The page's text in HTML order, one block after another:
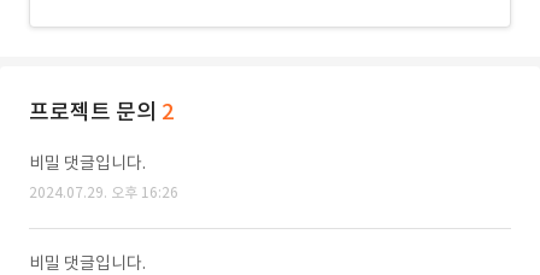
프로젝트 문의 2
비밀 댓글입니다.
2024.07.29. 오후 16:26
비밀 댓글입니다.